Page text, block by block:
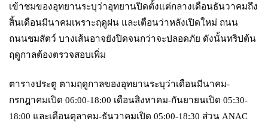
เข้าชมของอุทยานระบุว่าอุทยานปิดตั้งแต่กลางเดือนธันวาคมถึง
สิ้นเดือนมีนาคมเพราะฤดูฝน และเตือนว่าหลังเปิดใหม่ ถนน
ถนนชมสัตว์ บางเส้นอาจยังปิดจนกว่าจะปลอดภัย ดังนั้นทริปต้น
ฤดูกาลต้องตรวจสอบเพิ่ม
ตารางประตู ตามฤดูกาลของอุทยานระบุว่าเดือนมีนาคม-
กรกฎาคมเปิด 06:00-18:00 เดือนสิงหาคม-กันยายนเปิด 05:30-
18:00 และเดือนตุลาคม-ธันวาคมเปิด 05:00-18:30 ส่วน ANAC